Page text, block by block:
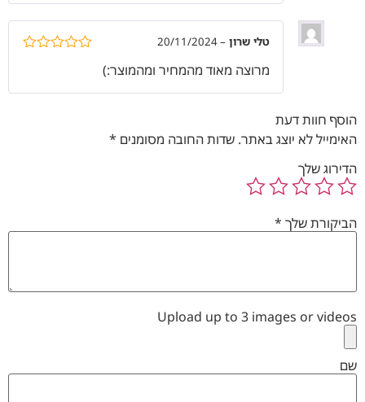
טלי שרון –
20/11/2024
מרוצה מאוד מהמחיר ומהמוצר:)
הוסף חוות דעת
האימייל לא יוצג באתר. שדות החובה מסומנים *
הדירוג שלך
הביקורת שלך *
Upload up to 3 images or videos
שם